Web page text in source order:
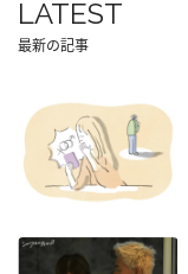
LATEST
最新の記事